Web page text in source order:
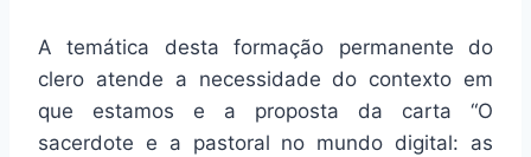
A temática desta formação permanente do
clero atende a necessidade do contexto em
que estamos e a proposta da carta “O
sacerdote e a pastoral no mundo digital: as